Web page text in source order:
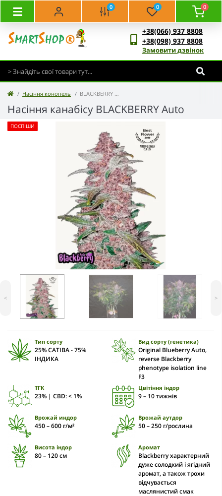
0 0 0
+38(066) 937 8808
+38(098) 937 8808
Замовити дзвінок
Насіння конопель BLACKBERRY Auto
Насіння канабісу BLACKBERRY Auto
ПОСПІШИ
< >
Тип сорту
25% САТІВА - 75%
ІНДИКА
Вид сорту (генетика)
Original Blueberry Auto,
reverse Blackberry
phenotype isolation line
F3
ТГК
23% | CBD: < 1%
Цвітіння індор
9 – 10 тижнів
Врожай индор
450 – 600 г/м²
Врожай аутдор
50 – 250 г/рослина
Висота індор
80 – 120 cм
Аромат
Blackberry характерний
дуже солодкий і ягідний
аромат, а також трохи
відчувається
маслянистий смак